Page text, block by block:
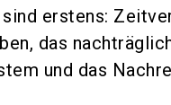
erstens:
das
und das